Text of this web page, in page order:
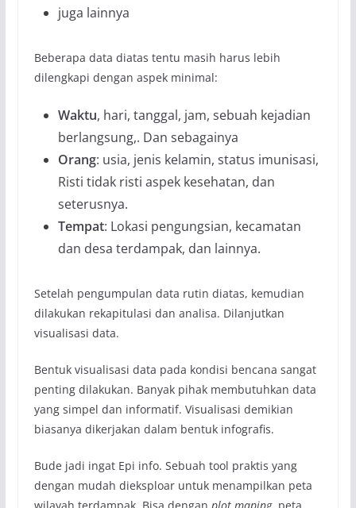
juga lainnya
Beberapa data diatas tentu masih harus lebih
dilengkapi dengan aspek minimal:
Waktu, hari, tanggal, jam, sebuah kejadian
berlangsung,. Dan sebagainya
Orang: usia, jenis kelamin, status imunisasi,
Risti tidak risti aspek kesehatan, dan
seterusnya.
Tempat: Lokasi pengungsian, kecamatan
dan desa terdampak, dan lainnya.
Setelah pengumpulan data rutin diatas, kemudian
dilakukan rekapitulasi dan analisa. Dilanjutkan
visualisasi data.
Bentuk visualisasi data pada kondisi bencana sangat
penting dilakukan. Banyak pihak membutuhkan data
yang simpel dan informatif. Visualisasi demikian
biasanya dikerjakan dalam bentuk infografis.
Bude jadi ingat Epi info. Sebuah tool praktis yang
dengan mudah dieksploar untuk menampilkan peta
wilayah terdampak. Bisa dengan plot maping, peta